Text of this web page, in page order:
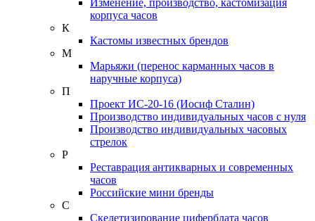
Изменение, производство, кастомизация
корпуса часов
К
Кастомы известных брендов
М
Марьяжи (перенос карманных часов в
наручные корпуса)
П
Проект ИС-20-16 (Иосиф Сталин)
Производство индивидуальных часов с нуля
Производство индивидуальных часовых
стрелок
Р
Реставрация антикварных и современных
часов
Российские мини бренды
С
Скелетизирование циферблата часов